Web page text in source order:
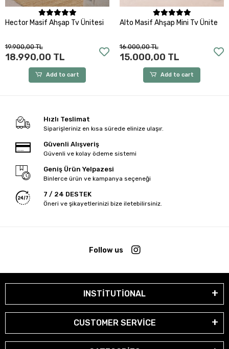
Add to cart
Hector Masif Ahşap Tv Ünitesi
19.900,00 TL
18.990,00 TL
Add to cart
Add to cart
Alto Masif Ahşap Mini Tv Ünite
16.000,00 TL
15.000,00 TL
Add to cart
Hızlı Teslimat
Siparişleriniz en kısa sürede elinize ulaşır.
Güvenli Alışveriş
Güvenli ve kolay ödeme sistemi
Geniş Ürün Yelpazesi
Binlerce ürün ve kampanya seçeneği
7 / 24 DESTEK
Öneri ve şikayetlerinizi bize iletebilirsiniz.
Follow us
INSTİTUTİONAL
CUSTOMER SERVİCE